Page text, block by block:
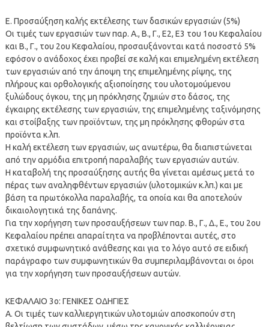
E. Προσαύξηση καλής εκτέλεσης των δασικών εργασιών (5%)
Οι τιμές των εργασιών των παρ. Α., Β., Γ., Ε2, Ε3 του 1ου Κεφαλαίου
και Β., Γ., του 2ου Κεφαλαίου, προσαυξάνονται κατά ποσοστό 5%
εφόσον ο ανάδοχος έχει προβεί σε καλή και επιμελημένη εκτέλεση
των εργασιών από την άποψη της επιμελημένης ρίψης, της
πλήρους και ορθολογικής αξιοποίησης του υλοτομούμενου
ξυλώδους όγκου, της μη πρόκλησης ζημιών στο δάσος, της
έγκαιρης εκτέλεσης των εργασιών, της επιμελημένης ταξινόμησης
και στοίβαξης των προϊόντων, της μη πρόκλησης φθορών στα
προϊόντα κ.λπ.
Η καλή εκτέλεση των εργασιών, ως ανωτέρω, θα διαπιστώνεται
από την αρμόδια επιτροπή παραλαβής των εργασιών αυτών.
Η καταβολή της προσαύξησης αυτής θα γίνεται αμέσως μετά το
πέρας των αναληφθέντων εργασιών (υλοτομικών κ.λπ.) και με
βάση τα πρωτόκολλα παραλαβής, τα οποία και θα αποτελούν
δικαιολογητικά της δαπάνης.
Για την χορήγηση των προσαυξήσεων των παρ. Β., Γ., Δ., Ε., του 2ου
Κεφαλαίου πρέπει απαραίτητα να προβλέπονται αυτές, στο
σχετικό συμφωνητικό ανάθεσης και για το λόγο αυτό σε ειδική
παράγραφο των συμφωνητικών θα συμπεριλαμβάνονται οι όροι
για την χορήγηση των προσαυξήσεων αυτών.
ΚΕΦΑΛΑΙΟ 3o: ΓΕΝΙΚΕΣ ΟΔΗΓΙΕΣ
Α. Οι τιμές των καλλιεργητικών υλοτομιών αποσκοπούν στη